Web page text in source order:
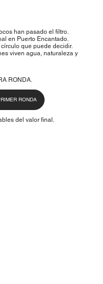
han pasado el filtro.
en Puerto Encantado.
que puede decidir.
viven agua, naturaleza y
RONDA.
RONDA
del valor final.